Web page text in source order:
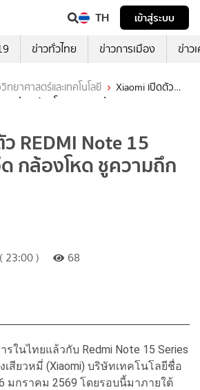
TH
เข้าสู่ระบบ
ข่าวทั่วไทย ข่าวการเมือง ข่าว
ทยาศาสตร์และเทคโนโลยี
Xiaomi เปิดตัว
บตอึด กล้องโหด ชูความถึกแบบ Titan
REDMI Note 15
กล้องโหด ชูความถึก
23:00 )
68
รในไทยแล้วกับ Redmi Note 15 Series
สียวหมี่ (Xiaomi) บริษัทเทคโนโลยีชื่อ
มกราคม 2569 โดยรอบนี้มาภายใต้